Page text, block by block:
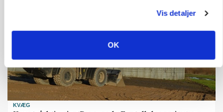
Vis detaljer
OK
KVÆG